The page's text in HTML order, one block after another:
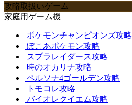
攻略取扱いゲーム
家庭用ゲーム機
ポケモンチャンピオンズ攻略
ぽこあポケモン攻略
スプラレイダース攻略
時のオカリナ攻略
ペルソナ4ゴールデン攻略
トモコレ攻略
バイオレクイエム攻略